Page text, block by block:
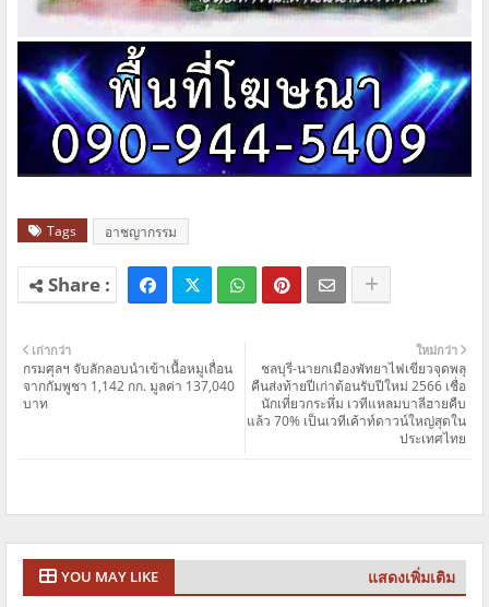
Tags อาชญากรรม
ใหม่กว่า
ชลบุรี-นายกเมืองพัทยาไฟเขียวจุดพลุ
คืนส่งท้ายปีเก่าต้อนรับปีใหม่ 2566 เชื่อ
นักเที่ยวกระหึ่ม เวทีแหลมบาลีฮายคืบ
แล้ว 70% เป็นเวทีเค้าท์ดาวน์ใหญ่สุดใน
ประเทศไทย
เก่ากว่า
กรมศุลฯ จับลักลอบนำเข้าเนื้อหมูเถื่อน
จากกัมพูชา 1,142 กก. มูลค่า 137,040
บาท
YOU MAY LIKE แสดงเพิ่มเติม